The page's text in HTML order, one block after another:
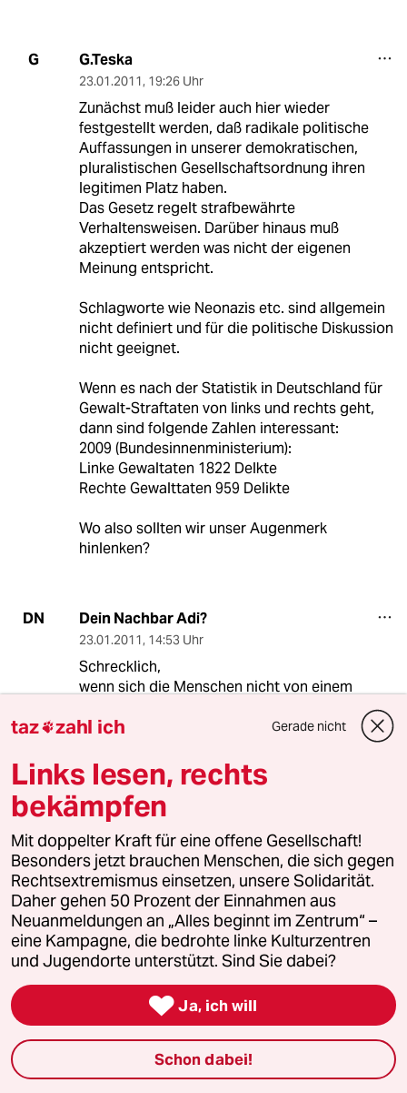
G G.Teska
23.01.2011, 19:26 Uhr
Zunächst muß leider auch hier wieder
festgestellt werden, daß radikale politische
Auffassungen in unserer demokratischen,
pluralistischen Gesellschaftsordnung ihren
legitimen Platz haben.
Das Gesetz regelt strafbewährte
Verhaltensweisen. Darüber hinaus muß
akzeptiert werden was nicht der eigenen
Meinung entspricht.
Schlagworte wie Neonazis etc. sind allgemein
nicht definiert und für die politische Diskussion
nicht geeignet.
Wenn es nach der Statistik in Deutschland für
Gewalt-Straftaten von links und rechts geht,
dann sind folgende Zahlen interessant:
2009 (Bundesinnenministerium):
Linke Gewaltaten 1822 Delkte
Rechte Gewalttaten 959 Delikte
Wo also sollten wir unser Augenmerk
hinlenken?
DN Dein Nachbar Adi?
23.01.2011, 14:53 Uhr
Schrecklich,
wenn sich die Menschen nicht von einem
ADOLF HITLER
.
Wenn Sie es nicht schaffen den WKII und den
Holocaust zu vergessen... Kann man
unterstellen dieser Herr soll künstlich am
Leben gehalten werden obwohl er den Freitod
wählte und sein Gefolge ihn und EVA
anzündete...
.
Sind es nur finanzielle Absichten?
Wie krank ist das denn?
23.01.2011,13:54 Uhr
@Gerd: Wenn sich Nazis mit jemandem geistig-
argumentativ auseinandersetzen würden,
taz zahl ich Gerade nicht
Links lesen, rechts
bekämpfen
Mit doppelter Kraft für eine offene Gesellschaft!
Besonders jetzt brauchen Menschen, die sich gegen
Rechtsextremismus einsetzen, unsere Solidarität.
Daher gehen 50 Prozent der Einnahmen aus
Neuanmeldungen an „Alles beginnt im Zentrum“ –
eine Kampagne, die bedrohte linke Kulturzentren
und Jugendorte unterstützt. Sind Sie dabei?
 Ja, ich will
Schon dabei!